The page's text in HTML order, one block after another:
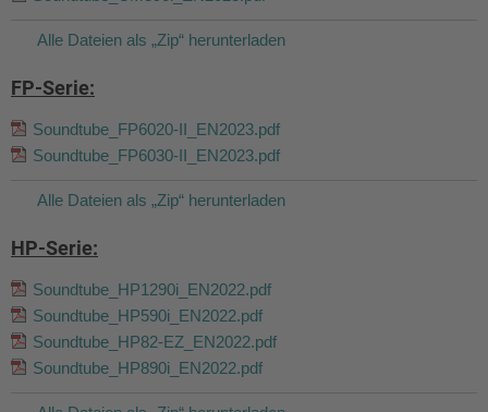
Alle Dateien als „Zip“ herunterladen
FP-Serie:
Soundtube_FP6020-II_EN2023.pdf
Soundtube_FP6030-II_EN2023.pdf
Alle Dateien als „Zip“ herunterladen
HP-Serie:
Soundtube_HP1290i_EN2022.pdf
Soundtube_HP590i_EN2022.pdf
Soundtube_HP82-EZ_EN2022.pdf
Soundtube_HP890i_EN2022.pdf